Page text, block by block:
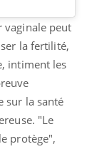
vaginale peut
la fertilité,
intiment les
sur la santé
"Le
protège",